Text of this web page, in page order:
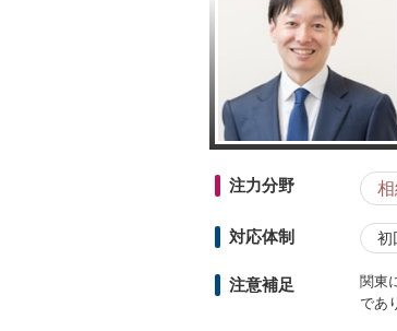
注力分野
対応体制 初
注意補足
関東
であ